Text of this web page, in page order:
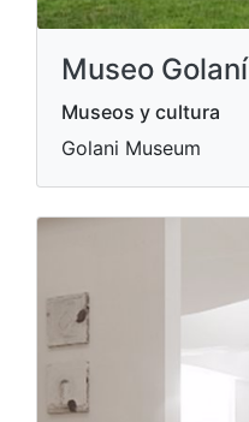
Museo Golaní
Museos y cultura
Golani Museum